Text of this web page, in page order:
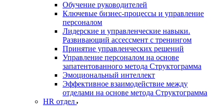
Обучение руководителей
Ключевые бизнес-процессы и управление
персоналом
Лидерские и управленческие навыки.
Развивающий ассессмент с тренингом
Принятие управленческих решений
Управление персоналом на основе
запатентованного метода Структограмма
Эмоциональный интеллект
Эффективное взаимодействие между
отделами на основе метода Структограмма
HR отдел